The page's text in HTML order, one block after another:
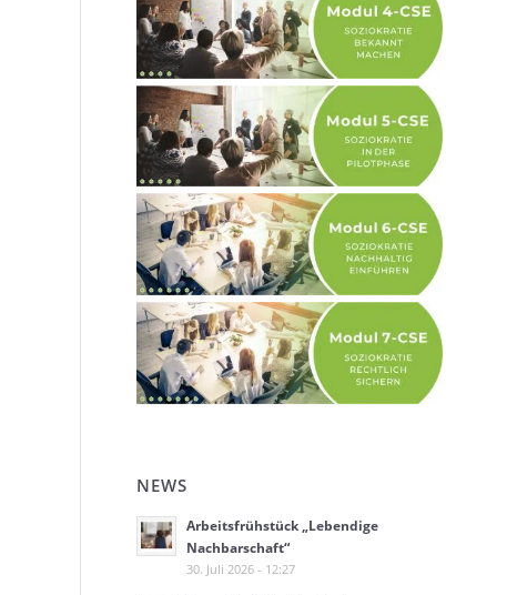
NEWS
Arbeitsfrühstück „Lebendige
Nachbarschaft“
30. Juli 2026 - 12:27